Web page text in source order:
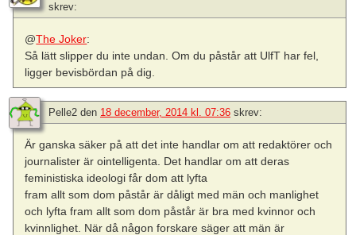
skrev:
@The Joker:
Så lätt slipper du inte undan. Om du påstår att UlfT har fel,
ligger bevisbördan på dig.
Pelle2 den 18 december, 2014 kl. 07:36 skrev:
Är ganska säker på att det inte handlar om att redaktörer och
journalister är ointelligenta. Det handlar om att deras
feministiska ideologi får dom att lyfta
fram allt som dom påstår är dåligt med män och manlighet
och lyfta fram allt som dom påstår är bra med kvinnor och
kvinnlighet. När då någon forskare säger att män är